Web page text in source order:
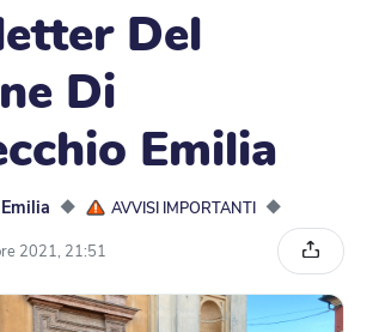
Del
Di
Emilia
◆ AVVISI IMPORTANTI ◆
2021, 21:51